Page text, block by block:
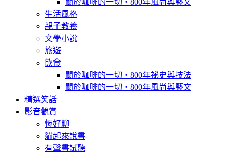
生活風格
親子教養
文學小說
旅遊
飲食
關於咖啡的一切‧800年祕史與技法
關於咖啡的一切‧800年風尚與藝文
精選笑話
影音觀賞
恆好聊
貓起來說書
有聲書試聽